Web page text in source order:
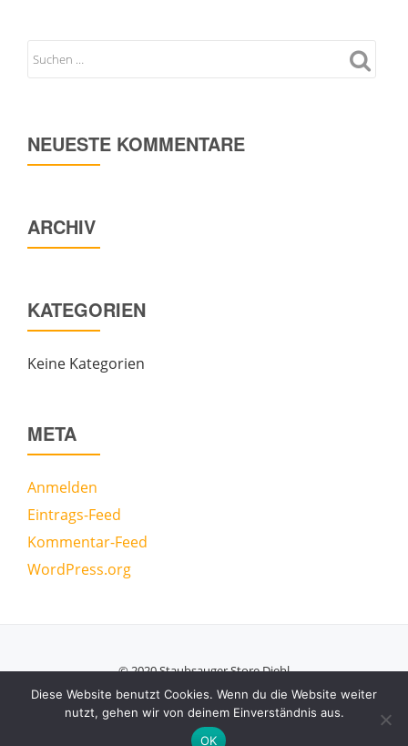
NEUESTE KOMMENTARE
ARCHIV
KATEGORIEN
Keine Kategorien
META
Anmelden
Eintrags-Feed
Kommentar-Feed
WordPress.org
© 2020 Staubsauger Store Diehl
Secondary
Menu Azera Shoppowered byWordPress
Diese Website benutzt Cookies. Wenn du die Website weiter
nutzt, gehen wir von deinem Einverständnis aus.
OK